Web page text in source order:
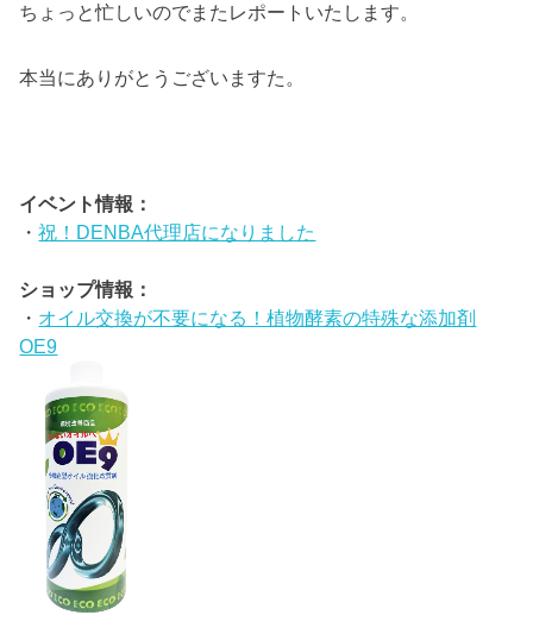
ちょっと忙しいのでまたレポートいたします。
本当にありがとうございますた。
イベント情報：
・祝！DENBA代理店になりました
ショップ情報：
・ オイル交換が不要になる！植物酵素の特殊な添加剤
OE9